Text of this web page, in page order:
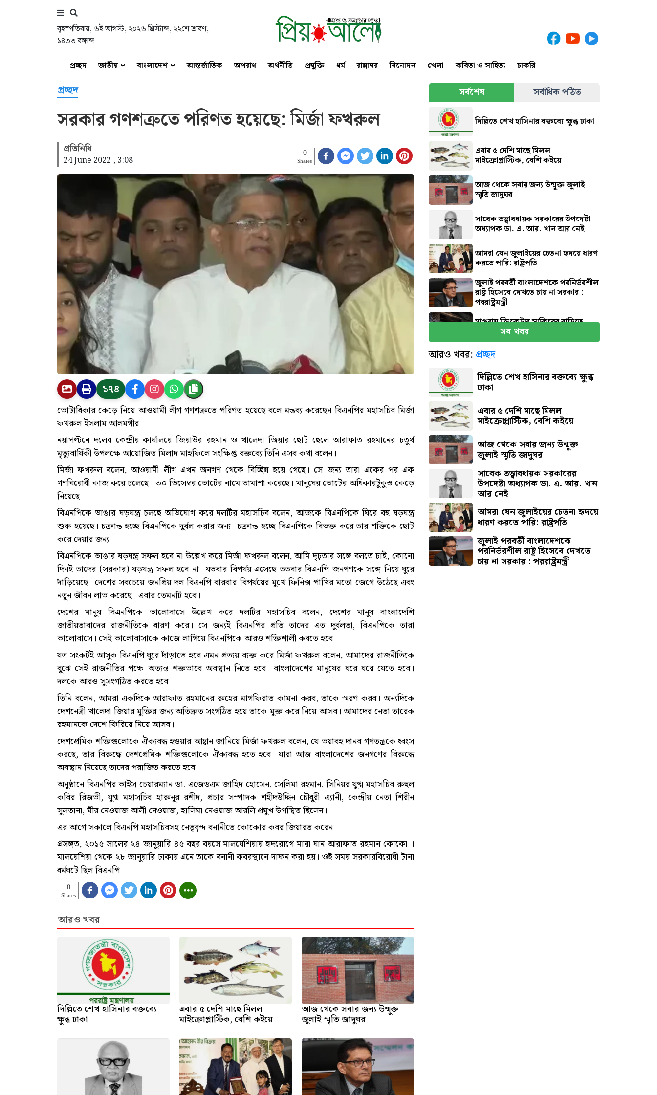
বৃহস্পতিবার, ৬ই আগস্ট, ২০২৬ খ্রিস্টাব্দ, ২২শে শ্রাবণ,
১৪৩৩ বঙ্গাব্দ
প্রচ্ছদ জাতীয় বাংলাদেশ আন্তর্জাতিক অপরাধ অর্থনীতি প্রযুক্তি ধর্ম রান্নাঘর বিনোদন খেলা কবিতা ও সাহিত্য চাকরি
প্রচ্ছদ
সরকার গণশত্রুতে পরিণত হয়েছে: মির্জা ফখরুল
প্রতিনিধি
24 June 2022 , 3:08
0
Shares
১৭৪
ভোটাধিকার কেড়ে নিয়ে আওয়ামী লীগ গণশত্রুতে পরিণত হয়েছে বলে মন্তব্য করেছেন বিএনপির মহাসচিব মির্জা
ফখরুল ইসলাম আলমগীর।
নয়াপল্টনে দলের কেন্দ্রীয় কার্যালয়ে জিয়াউর রহমান ও খালেদা জিয়ার ছোট ছেলে আরাফাত রহমানের চতুর্থ
মৃত্যুবার্ষিকী উপলক্ষে আয়োজিত মিলাদ মাহফিলে সংক্ষিপ্ত বক্তব্যে তিনি এসব কথা বলেন।
মির্জা ফখরুল বলেন, আওয়ামী লীগ এখন জনগণ থেকে বিচ্ছিন্ন হয়ে গেছে। সে জন্য তারা একের পর এক
গণবিরোধী কাজ করে চলেছে। ৩০ ডিসেম্বর ভোটের নামে তামাশা করেছে। মানুষের ভোটের অধিকারটুকুও কেড়ে
নিয়েছে।
বিএনপিকে ভাঙার ষড়যন্ত্র চলছে অভিযোগ করে দলটির মহাসচিব বলেন, আজকে বিএনপিকে ঘিরে বহু ষড়যন্ত্র
শুরু হয়েছে। চক্রান্ত হচ্ছে বিএনপিকে দুর্বল করার জন্য। চক্রান্ত হচ্ছে বিএনপিকে বিভক্ত করে তার শক্তিকে ছোট
করে দেয়ার জন্য।
বিএনপিকে ভাঙার ষড়যন্ত্র সফল হবে না উল্লেখ করে মির্জা ফখরুল বলেন, আমি দৃঢ়তার সঙ্গে বলতে চাই, কোনো
দিনই তাদের (সরকার) ষড়যন্ত্র সফল হবে না। যতবার বিপর্যয় এসেছে ততবার বিএনপি জনগণকে সঙ্গে নিয়ে ঘুরে
দাঁড়িয়েছে। দেশের সবচেয়ে জনপ্রিয় দল বিএনপি বারবার বিপর্যয়ের মুখে ফিনিক্স পাখির মতো জেগে উঠেছে এবং
নতুন জীবন লাভ করেছে। এবার তেমনটি হবে।
দেশের মানুষ বিএনপিকে ভালোবাসে উল্লেখ করে দলটির মহাসচিব বলেন, দেশের মানুষ বাংলাদেশি
জাতীয়তাবাদের রাজনীতিকে ধারণ করে। সে জন্যই বিএনপির প্রতি তাদের এত দুর্বলতা, বিএনপিকে তারা
ভালোবাসে। সেই ভালোবাসাকে কাজে লাগিয়ে বিএনপিকে আরও শক্তিশালী করতে হবে।
যত সংকটই আসুক বিএনপি ঘুরে দাঁড়াতে হবে এমন প্রত্যয় ব্যক্ত করে মির্জা ফখরুল বলেন, আমাদের রাজনীতিকে
বুঝে সেই রাজনীতির পক্ষে অত্যন্ত শক্তভাবে অবস্থান নিতে হবে। বাংলাদেশের মানুষের ঘরে ঘরে যেতে হবে।
দলকে আরও সুসংগঠিত করতে হবে
তিনি বলেন, আমরা একদিকে আরাফাত রহমানের রুহের মাগফিরাত কামনা করব, তাকে স্মরণ করব। অন্যদিকে
দেশনেত্রী খালেদা জিয়ার মুক্তির জন্য অতিদ্রুত সংগঠিত হয়ে তাকে মুক্ত করে নিয়ে আসব। আমাদের নেতা তারেক
রহমানকে দেশে ফিরিয়ে নিয়ে আসব।
দেশপ্রেমিক শক্তিগুলোকে ঐক্যবদ্ধ হওয়ার আহ্বান জানিয়ে মির্জা ফখরুল বলেন, যে ভয়াবহ দানব গণতন্ত্রকে ধ্বংস
করছে, তার বিরুদ্ধে দেশপ্রেমিক শক্তিগুলোকে ঐক্যবদ্ধ হতে হবে। যারা আজ বাংলাদেশের জনগণের বিরুদ্ধে
অবস্থান নিয়েছে তাদের পরাজিত করতে হবে।
অনুষ্ঠানে বিএনপির ভাইস চেয়ারম্যান ডা. এজেডএম জাহিদ হোসেন, সেলিমা রহমান, সিনিয়র যুগ্ম মহাসচিব রুহুল
কবির রিজভী, যুগ্ম মহাসচিব হারুনুর রশীদ, প্রচার সম্পাদক শহীদউদ্দিন চৌধুরী এ্যানী, কেন্দ্রীয় নেতা শিরীন
সুলতানা, মীর নেওয়াজ আলী নেওয়াজ, হালিমা নেওয়াজ আরলি প্রমুখ উপস্থিত ছিলেন।
এর আগে সকালে বিএনপি মহাসচিবসহ নেতৃবৃন্দ বনানীতে কোকোর কবর জিয়ারত করেন।
প্রসঙ্গত, ২০১৫ সালের ২৪ জানুয়ারি ৪৫ বছর বয়সে মালয়েশিয়ায় হৃদরোগে মারা যান আরাফাত রহমান কোকো ।
মালয়েশিয়া থেকে ২৮ জানুয়ারি ঢাকায় এনে তাকে বনানী কবরস্থানে দাফন করা হয়। ওই সময় সরকারবিরোধী টানা
ধর্মঘটে ছিল বিএনপি।
0
Shares
আরও খবর
দিল্লিতে শেখ হাসিনার বক্তব্যে
ক্ষুব্ধ ঢাকা
এবার ৫ দেশি মাছে মিলল
মাইক্রোপ্লাস্টিক, বেশি কইয়ে
আজ থেকে সবার জন্য উন্মুক্ত
জুলাই স্মৃতি জাদুঘর
সর্বশেষ সর্বাধিক পঠিত
দিল্লিতে শেখ হাসিনার বক্তব্যে ক্ষুব্ধ ঢাকা
এবার ৫ দেশি মাছে মিলল
মাইক্রোপ্লাস্টিক, বেশি কইয়ে
আজ থেকে সবার জন্য উন্মুক্ত জুলাই
স্মৃতি জাদুঘর
সাবেক তত্ত্বাবধায়ক সরকারের উপদেষ্টা
অধ্যাপক ডা. এ. আর. খান আর নেই
আমরা যেন জুলাইয়ের চেতনা হৃদয়ে ধারণ
করতে পারি: রাষ্ট্রপতি
জুলাই পরবর্তী বাংলাদেশকে পরনির্ভরশীল
রাষ্ট্র হিসেবে দেখতে চায় না সরকার :
পররাষ্ট্রমন্ত্রী
মাগুরায় ক্রিকেটার সাকিবের বাড়িতে
নতুন দায়িত্বে প্রতিমন্ত্রী ববি হাজ্জাজ
সব খবর
আরও খবর: প্রচ্ছদ
দিল্লিতে শেখ হাসিনার বক্তব্যে ক্ষুব্ধ
ঢাকা
এবার ৫ দেশি মাছে মিলল
মাইক্রোপ্লাস্টিক, বেশি কইয়ে
আজ থেকে সবার জন্য উন্মুক্ত
জুলাই স্মৃতি জাদুঘর
সাবেক তত্ত্বাবধায়ক সরকারের
উপদেষ্টা অধ্যাপক ডা. এ. আর. খান
আর নেই
আমরা যেন জুলাইয়ের চেতনা হৃদয়ে
ধারণ করতে পারি: রাষ্ট্রপতি
জুলাই পরবর্তী বাংলাদেশকে
পরনির্ভরশীল রাষ্ট্র হিসেবে দেখতে
চায় না সরকার : পররাষ্ট্রমন্ত্রী